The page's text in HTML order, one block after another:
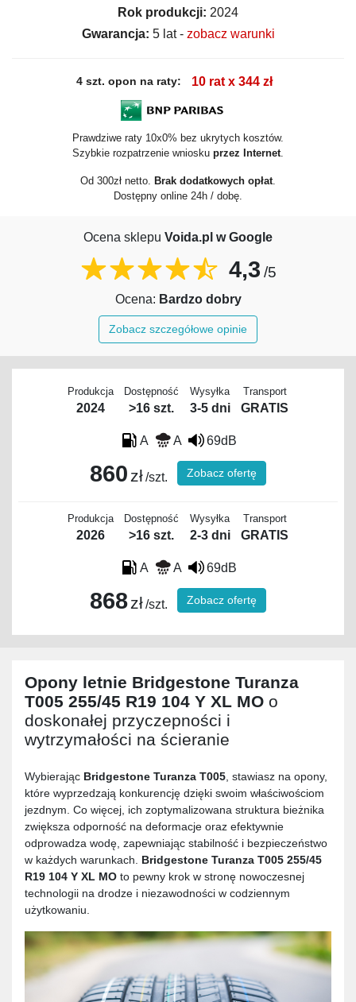
Rok produkcji: 2024
Gwarancja: 5 lat - zobacz warunki
4 szt. opon na raty: 10 rat x 344 zł
Prawdziwe raty 10x0% bez ukrytych kosztów.
Szybkie rozpatrzenie wniosku przez Internet
Od 300zł netto. Brak dodatkowych opłat
Dostępny online 24h / dobę.
Ocena sklepu Voida.pl w Google
4,3 /5
Ocena: Bardzo dobry
Zobacz szczegółowe opinie
Produkcja
2024
Dostępność
>16 szt.
Wysyłka
3-5 dni
Transport
GRATIS
A A 69dB
860 zł/szt. Zobacz ofertę
Produkcja
2026
Dostępność
>16 szt.
Wysyłka
2-3 dni
Transport
GRATIS
A A 69dB
868zł/szt. Zobacz ofertę
Opony letnie Bridgestone Turanza
T005 255/45 R19 104 Y XL MO o
doskonałej przyczepności i
wytrzymałości na ścieranie
Wybierając Bridgestone Turanza T005 , stawiasz na opony,
które wyprzedzają konkurencję dzięki swoim właściwościom
jezdnym. Co więcej, ich zoptymalizowana struktura bieżnika
zwiększa odporność na deformacje oraz efektywnie
odprowadza wodę, zapewniając stabilność i bezpieczeństwo
w każdych warunkach. Bridgestone Turanza T005 255/45
R19 104 Y XL MO to pewny krok w stronę nowoczesnej
technologii na drodze i niezawodności w codziennym
użytkowaniu.